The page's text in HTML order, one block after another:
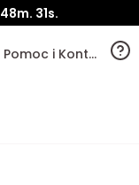
48m. 29s.
Pomoc i Kontakt